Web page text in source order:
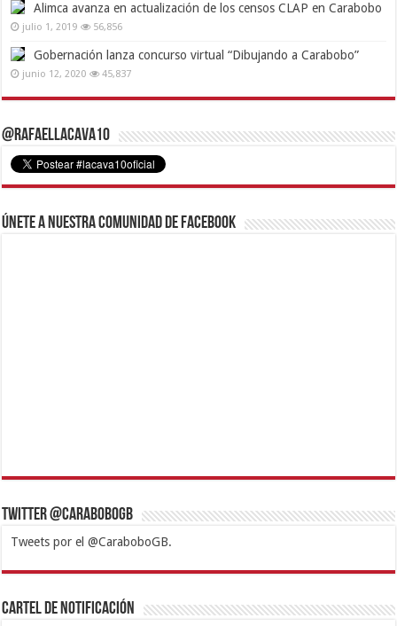
Alimca avanza en actualización de los censos CLAP en Carabobo
julio 1, 2019 56,856
Gobernación lanza concurso virtual “Dibujando a Carabobo”
junio 12, 2020 45,837
@RafaelLacava10
Únete a nuestra comunidad de Facebook
Twitter @CaraboboGB
Tweets por el @CaraboboGB.
1xbetBetturkeyBetistKralbetSupertotobetTipobetMatadorbetMariobet
https://mvbcasino.com/
Cartel de Notificación